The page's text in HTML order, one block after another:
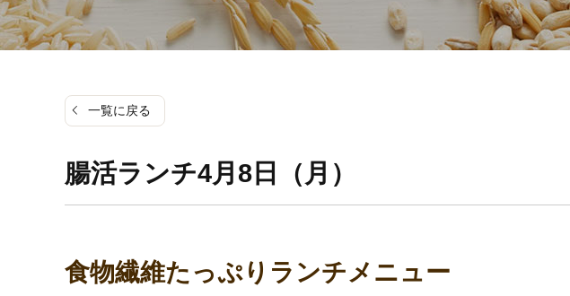
一覧に戻る
腸活ランチ4月8日（月）
食物繊維たっぷりランチメニュー